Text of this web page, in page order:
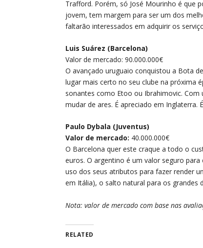
Trafford. Porém, só José Mourinho é que
jovem, tem margem para ser um dos
faltarão interessados em adquirir os
Luis Suárez (Barcelona)
Valor de mercado: 90.000.000€
O avançado uruguaio conquistou a Bota
lugar mais certo no seu clube na próxima
sonantes como Etoo ou Ibrahimovic.
mudar de ares. É apreciado em Inglaterra.
Paulo Dybala (Juventus)
Valor de mercado: 40.000.000€
O Barcelona quer este craque a todo o
euros. O argentino é um valor seguro
uso dos seus atributos para fazer render
em Itália), o salto natural para os grandes
Nota: valor de mercado com base nas
RELATED